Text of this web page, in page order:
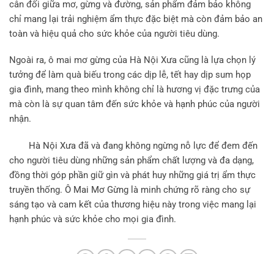
cân đối giữa mơ, gừng và đường, sản phẩm đảm bảo không
chỉ mang lại trải nghiệm ẩm thực đặc biệt mà còn đảm bảo an
toàn và hiệu quả cho sức khỏe của người tiêu dùng.
Ngoài ra, ô mai mơ gừng của Hà Nội Xưa cũng là lựa chọn lý
tưởng để làm quà biếu trong các dịp lễ, tết hay dịp sum họp
gia đình, mang theo mình không chỉ là hương vị đặc trưng của
mà còn là sự quan tâm đến sức khỏe và hạnh phúc của người
nhận.
Hà Nội Xưa đã và đang không ngừng nỗ lực để đem đến
cho người tiêu dùng những sản phẩm chất lượng và đa dạng,
đồng thời góp phần giữ gìn và phát huy những giá trị ẩm thực
truyền thống. Ô Mai Mơ Gừng là minh chứng rõ ràng cho sự
sáng tạo và cam kết của thương hiệu này trong việc mang lại
hạnh phúc và sức khỏe cho mọi gia đình.